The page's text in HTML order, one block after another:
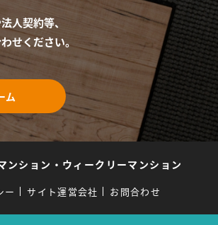
人契約等、
せください。
ム
ンション・ウィークリーマンション
ー サイト運営会社 お問合わせ